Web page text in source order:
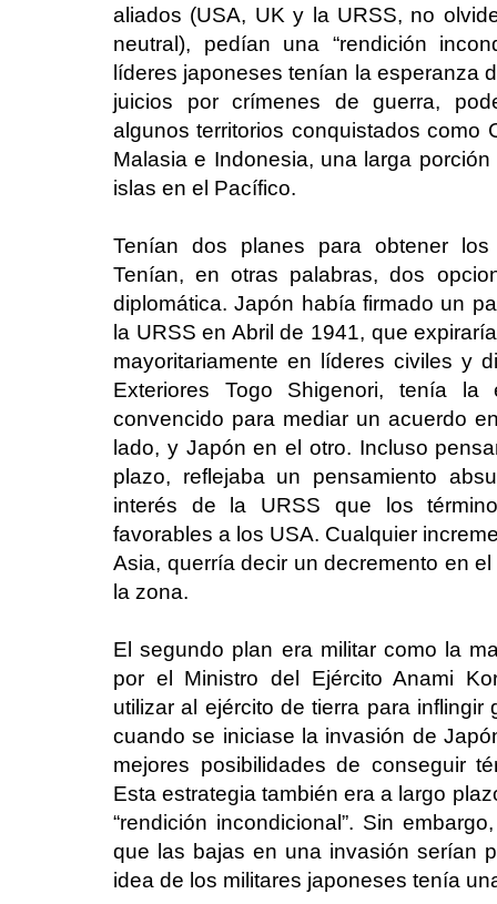
aliados (USA, UK y la URSS, no
neutral), pedían una “rendición
líderes japoneses tenían la esperanza
juicios por crímenes de guerra,
algunos territorios conquistados como
Malasia e Indonesia, una larga
islas en el Pacífico.
Tenían dos planes para obtener
Tenían, en otras palabras, dos
diplomática. Japón había firmado un
la URSS en Abril de 1941, que
mayoritariamente en líderes civiles y
Exteriores Togo Shigenori, tenía
convencido para mediar un acuerdo
lado, y Japón en el otro. Incluso
plazo, reflejaba un pensamiento
interés de la URSS que los
favorables a los USA. Cualquier
Asia, querría decir un decremento en
la zona.
El segundo plan era militar como la
por el Ministro del Ejército Anami
utilizar al ejército de tierra para
cuando se iniciase la invasión de
mejores posibilidades de conseguir
Esta estrategia también era a largo
“rendición incondicional”. Sin
que las bajas en una invasión serían
idea de los militares japoneses tenía